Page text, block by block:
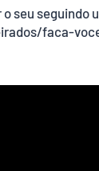
seu
faca-